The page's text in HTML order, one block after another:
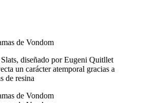
diseñado por Eugeni Quitllet
un carácter atemporal gracias a
de resina